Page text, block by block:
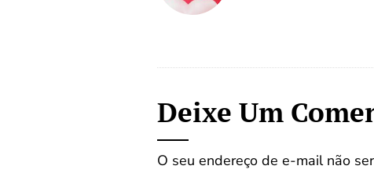
Deixe Um
O seu endereço de e-mail não